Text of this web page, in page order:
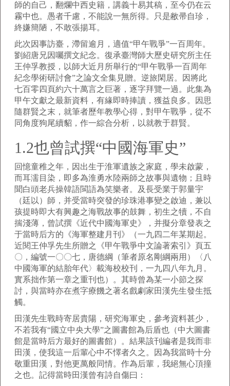
師的自己，翻爛中西史籍，講義十易其稿，至今仍在云
霧中也。愚者千慮，不能說一無所得。只是敝帚自珍，
終嫌簡陋，不敢張揚耳。
此次因事訪臺，滯留逾月，適值“甲午戰爭”一百周年。
劉紹唐兄因囑撰文紀念。復承臺灣師大歷史研究所主任
王仲孚教授，以師大近月所舉行的“甲午戰爭一百周年
紀念學術研討會”之論文全集見贈。逆旅閑居。因將此
七百零四頁約六十萬言之巨著，逐字拜覽一過。此集為
甲午文獻之最新資料，有緣即時捧讀，獲益良多。因思
隨群賢之末，就筆者歷年教學心得，對甲午戰爭，從不
同角度狗尾續貂，作一綜合分析，以就教于群賢。
1.2也曾試撰“中國海軍史”
回憶童稚之年，因出生于淮軍遺族之家庭，學未啟蒙，
而耳濡目染，即多為淮勇水陸兩師之故事與遺物；且時
聞白頭老兵操韓語閩語為笑樂者。及長受業于郭量宇
（廷以）師，并受當時突發的珍珠港事變之啟迪，兼以
孩提時即大有興趣之海戰故事的鼓舞，初生之犢，不自
揣淺薄，曾試撰《近代中國海軍史》，并擬分章發表之
于當時后方的《海軍整建月刊》（一九四二年某期起。
近閱王仲孚先生所贈之《甲午戰爭中文論著索引》頁五
〇，編號一〇〇七，唐德綱（筆者原名剛綱兩用）〈八
中國海軍的結胎年代〉載海校校刊，一九四八年九月。
實系拙作第一章之重刊也）。其時曾為某一小節之探
討，與當時亦在煮字療饑之著名戲劇家田漢先生發生抵
觸。
田漢先生戰時寄居貴陽，研究海軍史，參考資料甚少，
不若我有“國立中央大學”之圖書館為后盾也（中大圖書
館是當時后方最好的圖書館）。結果該刊編者是我而非
田漢，使我這一后輩心中不懌者久之。因為我當時十分
敬重田漢，對他更萬般同情。作為后輩，我絕無心頂撞
之也。記得當時田漢曾有詩自傷曰：